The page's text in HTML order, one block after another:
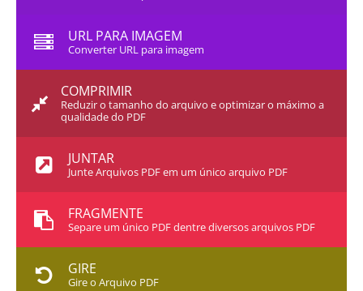
URL PARA IMAGEM
Converter URL para imagem
COMPRIMIR
Reduzir o tamanho do arquivo e optimizar o máximo a
qualidade do PDF
JUNTAR
Junte Arquivos PDF em um único arquivo PDF
FRAGMENTE
Separe um único PDF dentre diversos arquivos PDF
GIRE
Gire o Arquivo PDF